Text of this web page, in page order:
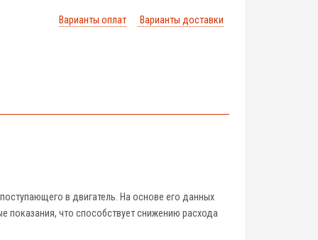
Варианты оплат Варианты доставки
в двигатель. На основе его данных
показания, что способствует снижению расхода